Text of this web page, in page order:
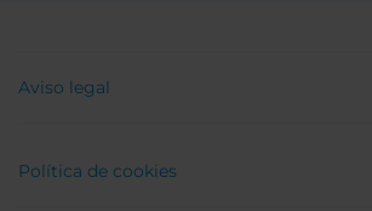
Aviso legal
Política de cookies